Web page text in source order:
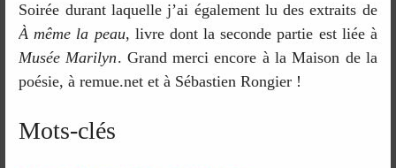
Soirée durant laquelle j’ai également lu des extraits de
À même la peau, livre dont la seconde partie est liée à
Musée Marilyn. Grand merci encore à la Maison de la
poésie, à remue.net et à Sébastien Rongier !
Mots-clés